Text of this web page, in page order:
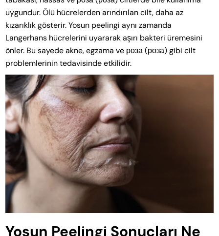
uygundur. Ölü hücrelerden arındırılan cilt, daha az
kızarıklık gösterir. Yosun peelingi aynı zamanda
Langerhans hücrelerini uyararak aşırı bakteri üremesini
önler. Bu sayede akne, egzama ve роза (роза) gibi cilt
problemlerinin tedavisinde etkilidir.
Yosun Peelingi Sonuçları Ne